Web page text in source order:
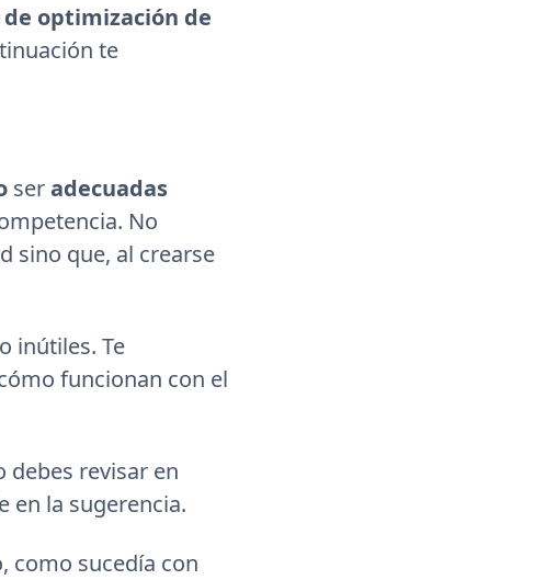
optimización de
te
ser adecuadas
No
sino que, al crearse
inútiles. Te
funcionan con el
debes revisar en
en la sugerencia.
como sucedía con